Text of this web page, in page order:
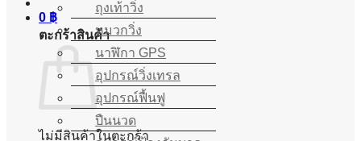
0 ฿
ตะกร้าสินค้า
ไม่มีสินค้าในตะกร้า
ถุงเท้าวิ่ง
หมวกวิ่ง
นาฬิกา GPS
อุปกรณ์วิ่งเทรล
อุปกรณ์ฟื้นฟู
ปืนนวด